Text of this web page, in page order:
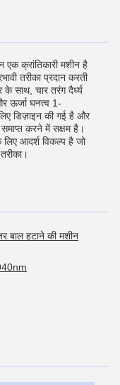
एक क्रांतिकारी मशीन है
तरीका प्रदान करती
के साथ, चार तरंग दैर्ध्य
घनत्व 1-
डिज़ाइन की गई है और
करने में सक्षम है।
आदर्श विकल्प है जो
बाल हटाने की मशीन